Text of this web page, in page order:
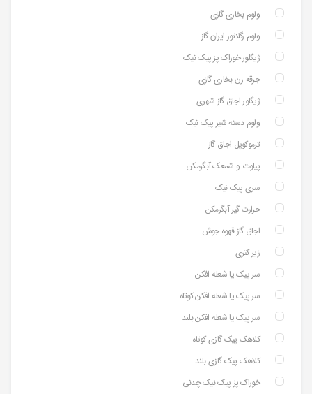
ولوم بخاری گازی
ولوم رگلاتور ایران گاز
ژیگلور خوراک پز پیک نیک
جرقه زن بخاری گازی
ژیگلور اجاق گاز شهری
ولوم دسته شیر پیک نیک
ترموکوپل اجاق گاز
پیلوت و شمعک آبگرمکن
سری پیک نیک
حرارت گیر آبگرمکن
اجاق گاز قهوه جوش
زیر کتری
سر پیک یا شعله افکن
سر پیک یا شعله افکن کوتاه
سر پیک یا شعله افکن بلند
کلاهک پیک گازی کوتاه
کلاهک پیک گازی بلند
خوراک پز پیک نیک چدنی